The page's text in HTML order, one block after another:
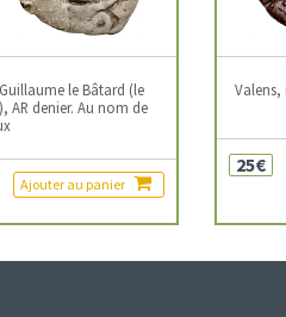
le Bâtard (le
AR denier. Au nom de
Ajouter au panier
Valens,
25€